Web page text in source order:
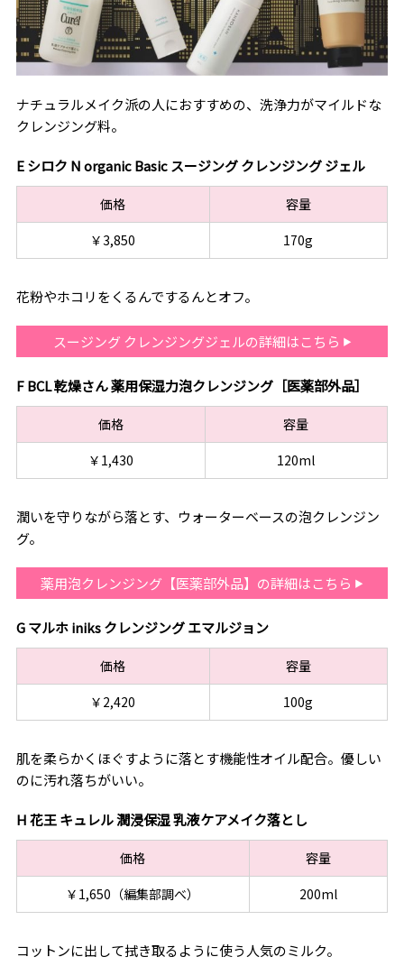
ナチュラルメイク派の人におすすめの、洗浄力がマイルドな
クレンジング料。
E シロク N organic Basic スージング クレンジング ジェル
価格
容量
￥3,850
170g
花粉やホコリをくるんでするんとオフ。
スージング クレンジングジェルの詳細はこちら
F BCL 乾燥さん 薬用保湿力泡クレンジング［医薬部外品］
価格
容量
￥1,430
120ml
潤いを守りながら落とす、ウォーターベースの泡クレンジン
グ。
薬用泡クレンジング【医薬部外品】の詳細はこちら
G マルホ iniks クレンジング エマルジョン
価格
容量
￥2,420
100g
肌を柔らかくほぐすように落とす機能性オイル配合。優しい
のに汚れ落ちがいい。
H 花王 キュレル 潤浸保湿 乳液ケアメイク落とし
価格
容量
￥1,650（編集部調べ）
200ml
コットンに出して拭き取るように使う人気のミルク。